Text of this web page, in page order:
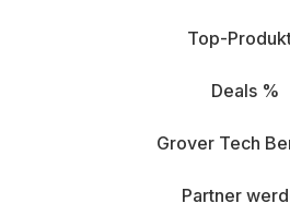
Top-
Deals %
Grover Tech
Partner